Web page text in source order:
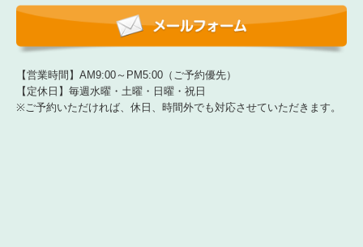
【営業時間】AM9:00～PM5:00（ご予約優先）
【定休日】毎週水曜・土曜・日曜・祝日
※ご予約いただければ、休日、時間外でも対応させていただきます。